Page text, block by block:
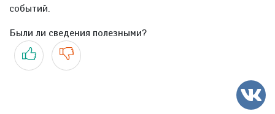
событий.
Были ли сведения полезными?
Да Нет